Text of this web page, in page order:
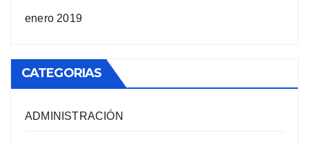
enero 2019
CATEGORIAS
ADMINISTRACIÓN